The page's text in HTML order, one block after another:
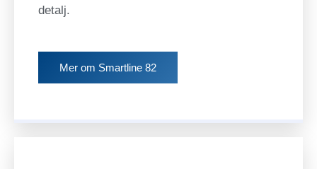
detalj.
Mer om Smartline 82